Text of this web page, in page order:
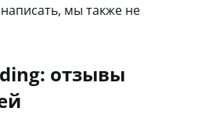
мы также не
отзывы